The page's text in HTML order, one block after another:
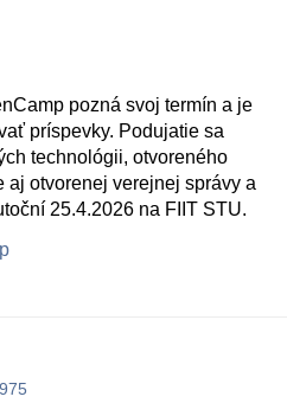
pozná svoj termín a je
príspevky. Podujatie sa
technológii, otvoreného
aj otvorenej verejnej správy a
25.4.2026 na FIIT STU.